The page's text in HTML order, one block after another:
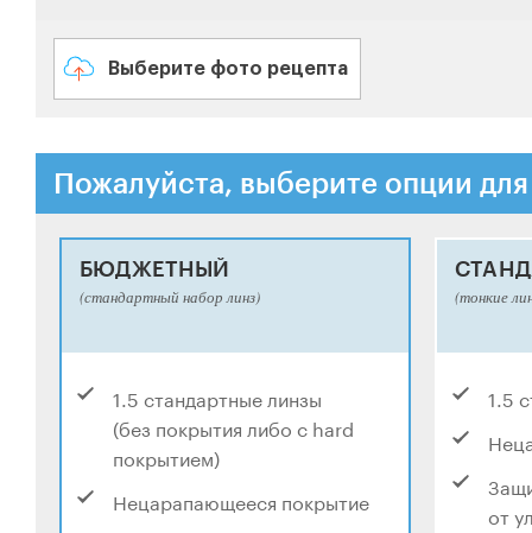
Выберите фото рецепта
Пожалуйста, выберите опции
БЮДЖЕТНЫЙ
(стандартный набор линз)
1.5 стандартные линзы
(без покрытия либо с hard
покрытием)
Нецарапающееся покрытие
(тонкие
1.5
от